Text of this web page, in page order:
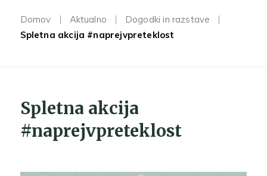
Domov Aktualno
Dogodki in razstave
Spletna akcija #naprejvpreteklost
Spletna akcija
#naprejvpreteklost